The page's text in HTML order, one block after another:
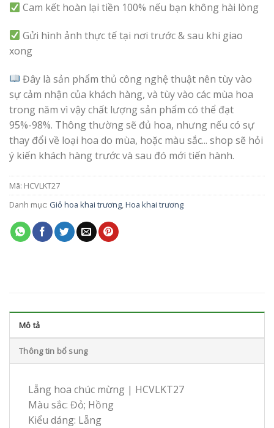
Cam kết hoàn lại tiền 100% nếu bạn không hài lòng
Gửi hình ảnh thực tế tại nơi trước & sau khi giao
xong
Đây là sản phẩm thủ công nghệ thuật nên tùy vào
sự cảm nhận của khách hàng, và tùy vào các mùa hoa
trong năm vì vậy chất lượng sản phẩm có thể đạt
95%-98%. Thông thường sẽ đủ hoa, nhưng nếu có sự
thay đổi về loại hoa do mùa, hoặc màu sắc... shop sẽ hỏi
ý kiến khách hàng trước và sau đó mới tiến hành.
Mã: HCVLKT27
Danh mục: Giỏ hoa khai trương,Hoa khai trương
Mô tả
Thông tin bổ sung
Lẵng hoa chúc mừng | HCVLKT27
Màu sắc: Đỏ; Hồng
Kiểu dáng: Lẵng